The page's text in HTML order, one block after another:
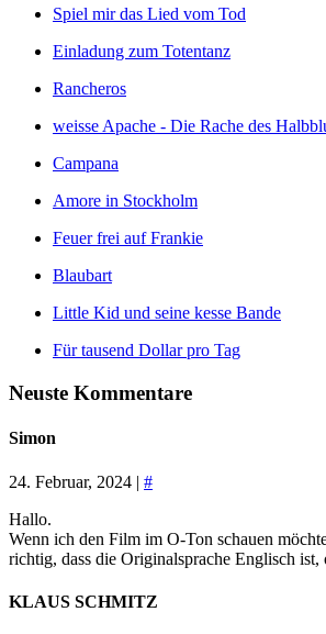
Spiel mir das Lied vom Tod
Einladung zum Totentanz
Rancheros
weisse Apache - Die Rache des
Campana
Amore in Stockholm
Feuer frei auf Frankie
Blaubart
Little Kid und seine kesse Bande
Für tausend Dollar pro Tag
Neuste Kommentare
Simon
24. Februar, 2024 | #
Hallo.
Wenn ich den Film im O-Ton schauen
richtig, dass die Originalsprache Englisch ist,
KLAUS SCHMITZ